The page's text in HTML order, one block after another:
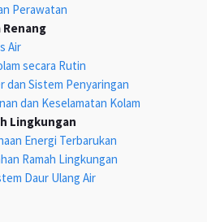
Perawatan
Renang
Air
secara Rutin
dan Sistem Penyaringan
dan Keselamatan Kolam
Lingkungan
Energi Terbarukan
Ramah Lingkungan
Daur Ulang Air